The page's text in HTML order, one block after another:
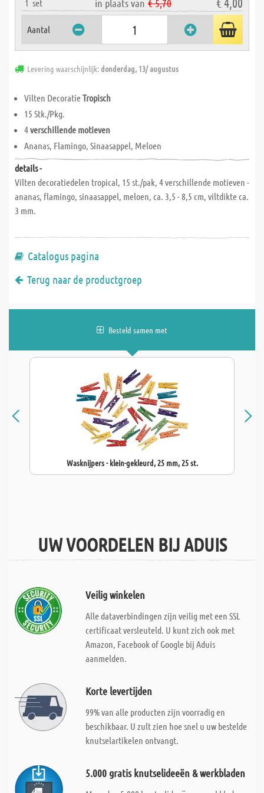
1 set in plaats van € 5,70
Aantal
Levering waarschijnlijk:donderdag, 13/ augustus
Vilten DecoratieTropisch
15 Stk./Pkg.
4verschillende motieven
Ananas, Flamingo, Sinaasappel, Meloen
details -
Vilten decoratiedelen tropical, 15 st./pak, 4 verschillende motieven -
ananas, flamingo, sinaasappel, meloen, ca. 3,5 - 8,5 cm, viltdikte ca.
3 mm.
Catalogus pagina
Terug naar de productgroep
Besteld samen met
Wasknijpers - klein-gekleurd, 25 mm, 25 st.
UW VOORDELEN BIJ ADUIS
Veilig winkelen
Alle dataverbindingen zijn veilig met een SSL
certificaat versleuteld. U kunt zich ook met
Amazon, Facebook of Google bij Aduis
aanmelden.
Korte levertijden
99% van alle producten zijn voorradig en
beschikbaar. U zult zien hoe snel u uw bestelde
knutselartikelen ontvangt.
5.000 gratis knutselideeën & werkbladen